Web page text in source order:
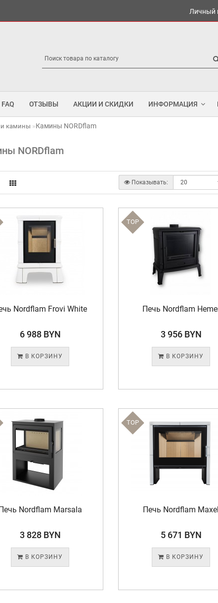
Личный
FAQ ОТЗЫВЫ АКЦИИ И СКИДКИ ИНФОРМАЦИЯ
камины Камины NORDflam
NORDflam
Показывать:
Nordflam Frovi White
6 988 BYN
В КОРЗИНУ
TOP
Печь Nordflam
3 956 BYN
В КОРЗИНУ
Nordflam Marsala
3 828 BYN
В КОРЗИНУ
TOP
Печь Nordflam Maxel
5 671 BYN
В КОРЗИНУ